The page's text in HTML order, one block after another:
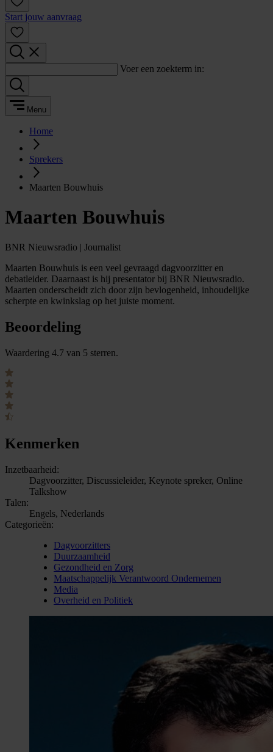
Start jouw aanvraag
Voer een zoekterm in:
Menu
Home
Sprekers
Maarten Bouwhuis
Maarten Bouwhuis
BNR Nieuwsradio | Journalist
Maarten Bouwhuis is een veel gevraagd dagvoorzitter en
debatleider. Daarnaast is hij presentator bij BNR Nieuwsradio.
Maarten onderscheidt zich door zijn bevlogenheid, inhoudelijke
scherpte en kwinkslag op het juiste moment.
Beoordeling
Waardering 4.7 van 5 sterren.
Kenmerken
Inzetbaarheid:
Dagvoorzitter, Discussieleider, Keynote spreker, Online
Talkshow
Talen:
Engels, Nederlands
Categorieën:
Dagvoorzitters
Duurzaamheid
Gezondheid en Zorg
Maatschappelijk Verantwoord Ondernemen
Media
Overheid en Politiek